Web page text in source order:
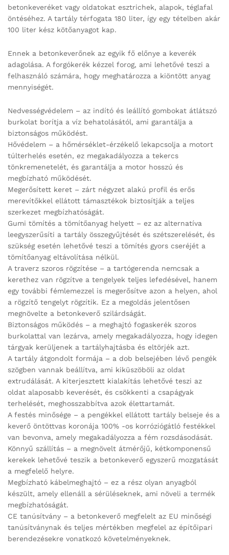
betonkeveréket vagy oldatokat esztrichek, alapok, téglafal
öntéséhez. A tartály térfogata 180 liter, így egy tételben akár
100 liter kész kötőanyagot kap.
Ennek a betonkeverőnek az egyik fő előnye a keverék
adagolása. A forgókerék kézzel forog, ami lehetővé teszi a
felhasználó számára, hogy meghatározza a kiöntött anyag
mennyiségét.
Nedvességvédelem – az indító és leállító gombokat átlátszó
burkolat borítja a víz behatolásától, ami garantálja a
biztonságos működést.
Hővédelem – a hőmérséklet-érzékelő lekapcsolja a motort
túlterhelés esetén, ez megakadályozza a tekercs
tönkremenetelét, és garantálja a motor hosszú és
megbízható működését.
Megerősített keret – zárt négyzet alakú profil és erős
merevítőkkel ellátott támasztékok biztosítják a teljes
szerkezet megbízhatóságát.
Gumi tömítés a tömítőanyag helyett – ez az alternatíva
leegyszerűsíti a tartály összegyűjtését és szétszerelését, és
szükség esetén lehetővé teszi a tömítés gyors cseréjét a
tömítőanyag eltávolítása nélkül.
A traverz szoros rögzítése – a tartógerenda nemcsak a
kerethez van rögzítve a tengelyek teljes lefedésével, hanem
egy további fémlemezzel is megerősítve azon a helyen, ahol
a rögzítő tengelyt rögzítik. Ez a megoldás jelentősen
megnövelte a betonkeverő szilárdságát.
Biztonságos működés – a meghajtó fogaskerék szoros
burkolattal van lezárva, amely megakadályozza, hogy idegen
tárgyak kerüljenek a tartályhajtásba és eltörjék azt.
A tartály átgondolt formája – a dob belsejében lévő pengék
szögben vannak beállítva, ami kiküszöböli az oldat
extrudálását. A kiterjesztett kialakítás lehetővé teszi az
oldat alaposabb keverését, és csökkenti a csapágyak
terhelését, meghosszabbítva azok élettartamát.
A festés minősége – a pengékkel ellátott tartály belseje és a
keverő öntöttvas koronája 100% -os korróziógátló festékkel
van bevonva, amely megakadályozza a fém rozsdásodását.
Könnyű szállítás – a megnövelt átmérőjű, kétkomponensű
kerekek lehetővé teszik a betonkeverő egyszerű mozgatását
a megfelelő helyre.
Megbízható kábelmeghajtó – ez a rész olyan anyagból
készült, amely ellenáll a sérüléseknek, ami növeli a termék
megbízhatóságát.
CE tanúsítvány – a betonkeverő megfelelt az EU minőségi
tanúsítványnak és teljes mértékben megfelel az építőipari
berendezésekre vonatkozó követelményeknek.